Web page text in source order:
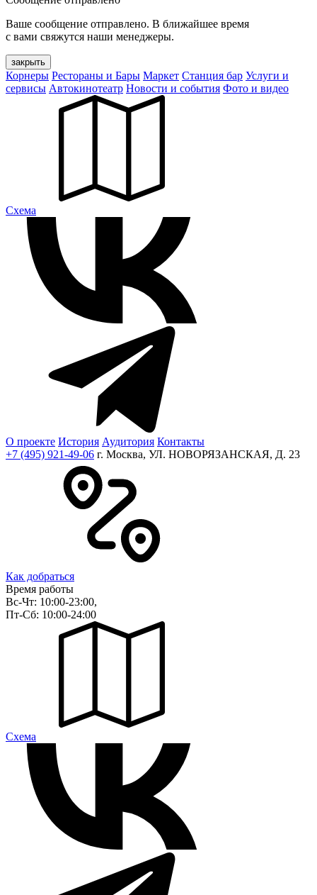
Ваше сообщение отправлено. В ближайшее время
с вами свяжутся наши менеджеры.
закрыть
Корнеры Рестораны и Бары Маркет Станция бар Услуги и
сервисы Автокинотеатр Новости и события Фото и видео
Cхема
О проекте История Аудитория Контакты
+7 (495) 921-49-06 г. Москва, УЛ. НОВОРЯЗАНСКАЯ, Д. 23
Как добраться
Время работы
Вс-Чт: 10:00-23:00,
Пт-Сб: 10:00-24:00
Cхема